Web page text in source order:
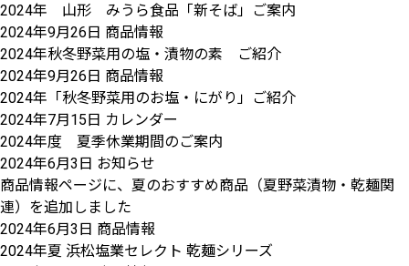
2024年 山形 みうら食品「新そば」ご案内
2024年9月26日 商品情報
2024年秋冬野菜用の塩・漬物の素 ご紹介
2024年9月26日 商品情報
2024年「秋冬野菜用のお塩・にがり」ご紹介
2024年7月15日 カレンダー
2024年度 夏季休業期間のご案内
2024年6月3日 お知らせ
商品情報ページに、夏のおすすめ商品（夏野菜漬物・乾麺関
連）を追加しました
2024年6月3日 商品情報
2024年夏 浜松塩業セレクト 乾麺シリーズ